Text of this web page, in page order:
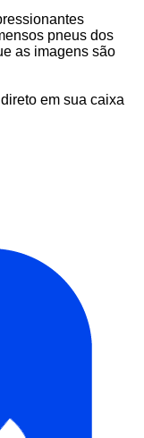
pneus dos
as imagens são
em sua caixa